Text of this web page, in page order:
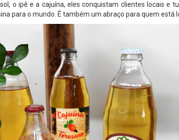
o ipê e a cajuína, eles conquistam clientes locais e
para o mundo. É também um abraço para quem está